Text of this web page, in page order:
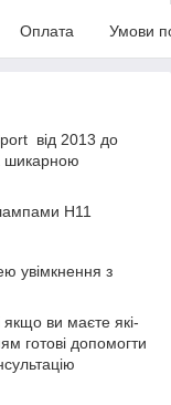
Оплата Умови
від 2013 до
шикарною
Н11
увімкнення з
якщо ви маєте які-
готові допомогти